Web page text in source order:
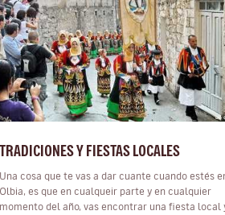
TRADICIONES Y FIESTAS LOCALES
Una cosa que te vas a dar cuante cuando estés
Olbia, es que en cualqueir parte y en cualquier
momento del año, vas encontrar una fiesta local